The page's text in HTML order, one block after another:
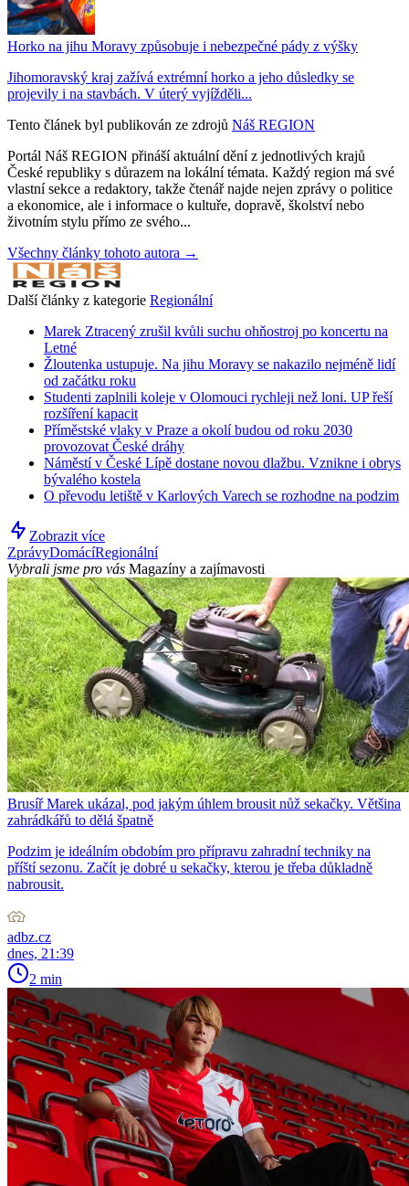
Horko na jihu Moravy způsobuje i nebezpečné pády z výšky
Jihomoravský kraj zažívá extrémní horko a jeho důsledky se
projevily i na stavbách. V úterý vyjížděli...
Tento článek byl publikován ze zdrojů Náš REGION
Portál Náš REGION přináší aktuální dění z jednotlivých krajů
České republiky s důrazem na lokální témata. Každý region má své
vlastní sekce a redaktory, takže čtenář najde nejen zprávy o politice
a ekonomice, ale i informace o kultuře, dopravě, školství nebo
životním stylu přímo ze svého...
Všechny články tohoto autora →
Další články z kategorie Regionální
Marek Ztracený zrušil kvůli suchu ohňostroj po koncertu na
Letné
Žloutenka ustupuje. Na jihu Moravy se nakazilo nejméně lidí
od začátku roku
Studenti zaplnili koleje v Olomouci rychleji než loni. UP řeší
rozšíření kapacit
Příměstské vlaky v Praze a okolí budou od roku 2030
provozovat České dráhy
Náměstí v České Lípě dostane novou dlažbu. Vznikne i obrys
bývalého kostela
O převodu letiště v Karlových Varech se rozhodne na podzim
Zobrazit více
ZprávyDomácíRegionální
Vybrali jsme pro vás Magazíny a zajímavosti
Brusíř Marek ukázal, pod jakým úhlem brousit nůž sekačky. Většina
zahrádkářů to dělá špatně
Podzim je ideálním obdobím pro přípravu zahradní techniky na
příští sezonu. Začít je dobré u sekačky, kterou je třeba důkladně
nabrousit.
adbz.cz
dnes, 21:39
2 min